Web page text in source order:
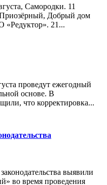
Самородки. 11
Приозёрный, Добрый дом
«Редуктор». 21...
проведут ежегодный
основе. В
что корректировка...
выявили
во время проведения